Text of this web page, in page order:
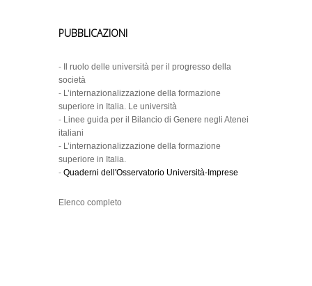
PUBBLICAZIONI
-
Il ruolo delle università per il progresso della
società
- L’internazionalizzazione della formazione
superiore in Italia. Le università
- Linee guida per il Bilancio di Genere negli Atenei
italiani
- L’internazionalizzazione della formazione
superiore in Italia.
- Quaderni dell'Osservatorio Università-Imprese
Elenco completo